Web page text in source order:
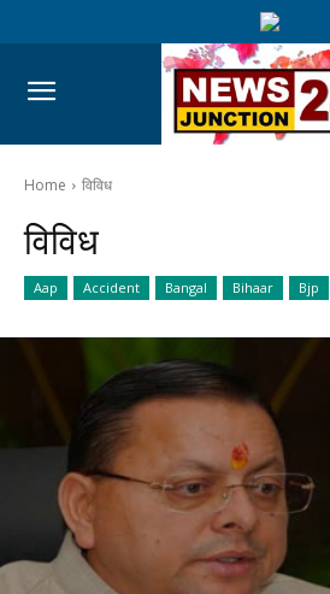
Home विविध
विविध
Aap Accident Bangal Bihaar Bjp